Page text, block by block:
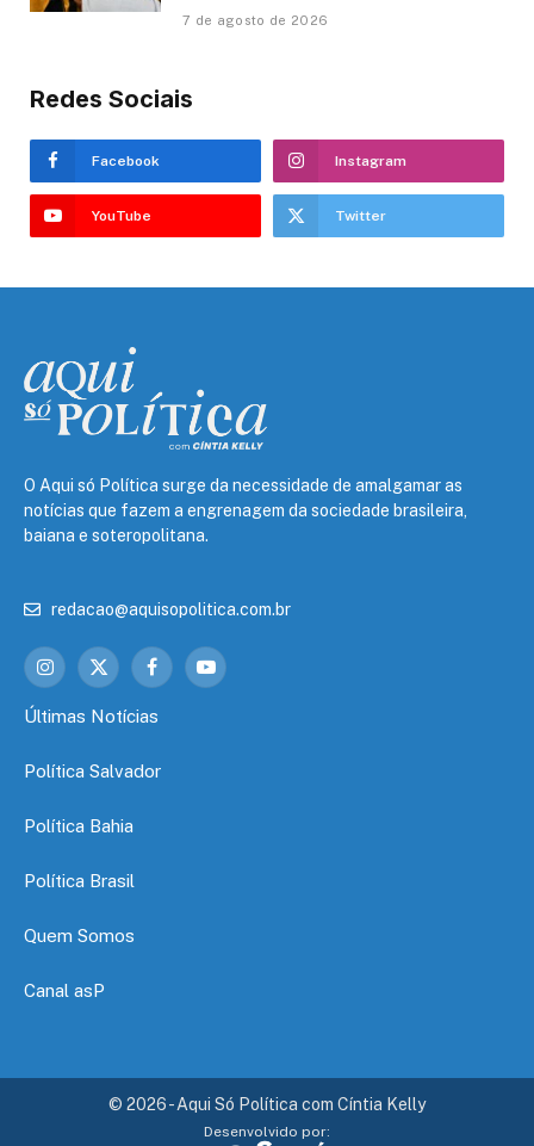
7 de agosto de 2026
Redes Sociais
Facebook Instagram
YouTube Twitter
O Aqui só Política surge da necessidade de amalgamar as
notícias que fazem a engrenagem da sociedade brasileira,
baiana e soteropolitana.
redacao@aquisopolitica.com.br
Instagram
X
FacebookYouTube
Últimas Notícias
Política Salvador
Política Bahia
Política Brasil
Quem Somos
Canal asP
© 2026 - Aqui Só Política com Cíntia Kelly
Desenvolvido por: